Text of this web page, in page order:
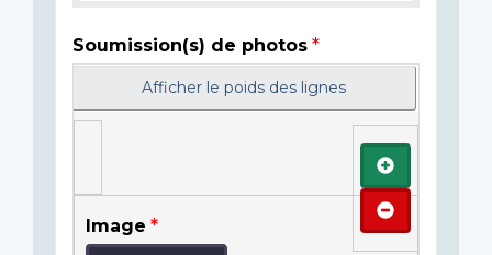
Soumission(s) de photos
Afficher le poids des lignes
Image
Ajouter
Retirer